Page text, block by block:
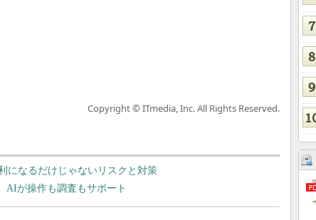
Copyright © ITmedia, Inc. All Rights Reserved.
になるだけじゃないリスクと対策
AIが操作も調査もサポート